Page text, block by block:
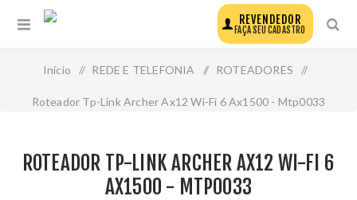
REVENDEDOR
FAÇA SEU CADASTRO
Início / REDE E TELEFONIA / ROTEADORES /
Roteador Tp-Link Archer Ax12 Wi-Fi 6 Ax1500 - Mtp0033
ROTEADOR TP-LINK ARCHER AX12 WI-FI 6
AX1500 - MTP0033